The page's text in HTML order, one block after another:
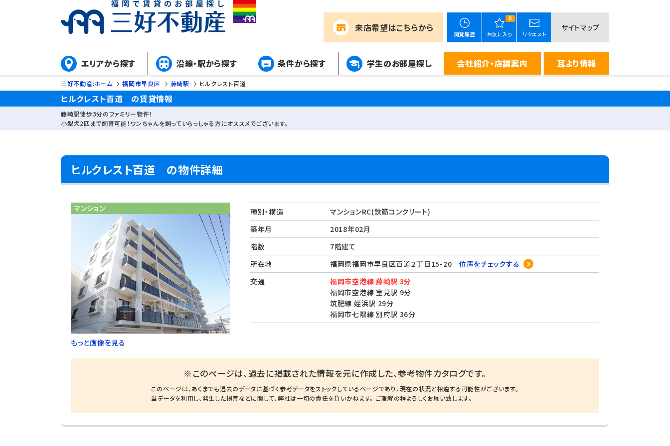
来店希望はこちらから
閲覧履歴
0
お気に入り リクエスト
サイトマップ
エリアから探す 沿線・駅から探す 条件から探す 学生のお部屋探し 会社紹介・店舗案内 耳より情報
三好不動産:ホーム 福岡市早良区 藤崎駅 ヒルクレスト百道
ヒルクレスト百道 の賃貸情報
藤崎駅徒歩3分のファミリー物件！
小型犬2匹まで飼育可能！ワンちゃんを飼っていらっしゃる方にオススメでございます。
ヒルクレスト百道 の物件詳細
マンション
もっと画像を見る
種別・構造
マンションRC(鉄筋コンクリート)
築年月
2018年02月
階数
7階建て
所在地
福岡県福岡市早良区百道２丁目15-20 位置をチェックする
交通
福岡市空港線 藤崎駅 3分
福岡市空港線 室見駅 9分
筑肥線 姪浜駅 29分
福岡市七隈線 別府駅 36分
※このページは、過去に掲載された情報を元に作成した、参考物件カタログです。
このページは、あくまでも過去のデータに基づく参考データをストックしているページであり、現在の状況と相違する可能性がございます。
当データを利用し、発生した損害などに関して、弊社は一切の責任を負いかねます。 ご理解の程よろしくお願い致します。